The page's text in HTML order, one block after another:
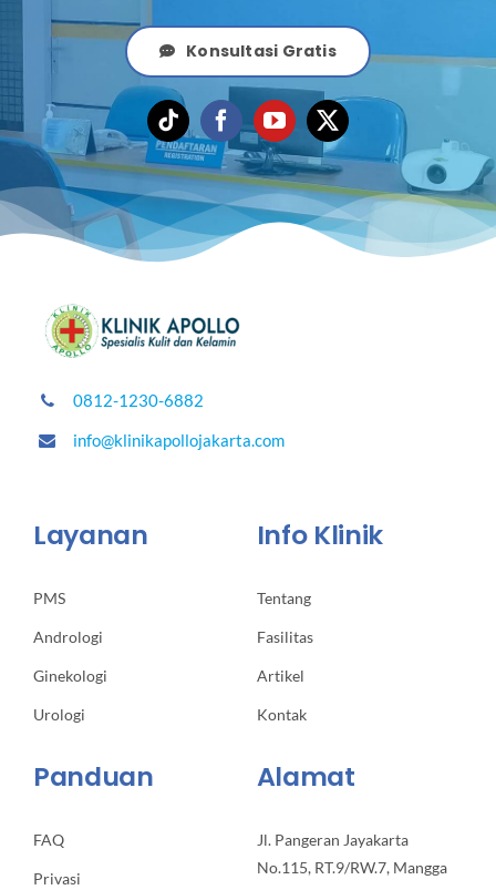
Konsultasi Gratis
0812-1230-6882
info@klinikapollojakarta.com
Layanan
PMS
Andrologi
Ginekologi
Urologi
Info Klinik
Tentang
Fasilitas
Artikel
Kontak
Panduan
FAQ
Privasi
Alamat
Jl. Pangeran Jayakarta
No.115, RT.9/RW.7, Mangga